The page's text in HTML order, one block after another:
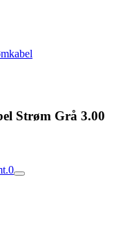
Strøm Grå 3.00
0